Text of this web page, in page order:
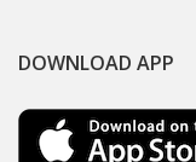
DOWNLOAD APP